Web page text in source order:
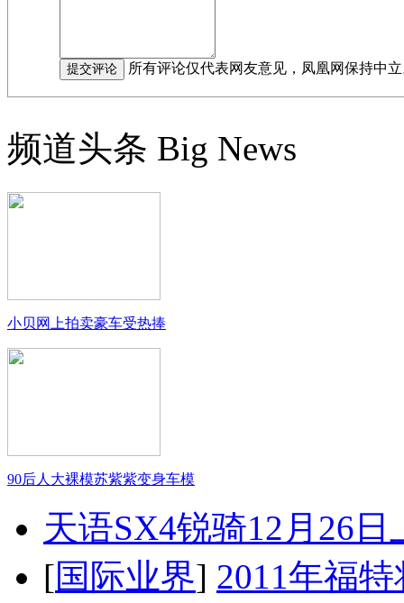
所有评论仅代表网友意见，凤凰网保持中
频道头条 Big News
小贝网上拍卖豪车受热捧
90后人大裸模苏紫紫变身车模
天语SX4锐骑12月26
[国际业界] 2011年福